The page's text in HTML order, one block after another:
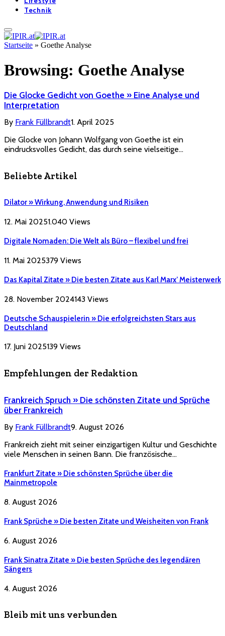
Technik
Startseite » Goethe Analyse
Browsing: Goethe Analyse
Die Glocke Gedicht von Goethe » Eine Analyse und
Interpretation
By Frank Füllbrandt1. April 2025
Die Glocke von Johann Wolfgang von Goethe ist ein
eindrucksvolles Gedicht, das durch seine vielseitige…
Beliebte Artikel
Dilator » Wirkung, Anwendung und Risiken
12. Mai 20251.040 Views
Digitale Nomaden: Die Welt als Büro – flexibel und frei
11. Mai 2025379 Views
Das Kapital Zitate » Die besten Zitate aus Karl Marx’ Meisterwerk
28. November 2024143 Views
Deutsche Schauspielerin » Die erfolgreichsten Stars aus
Deutschland
17. Juni 2025139 Views
Empfehlungen der Redaktion
Frankreich Spruch » Die schönsten Zitate und Sprüche
über Frankreich
By Frank Füllbrandt9. August 2026
Frankreich zieht mit seiner einzigartigen Kultur und Geschichte
viele Menschen in seinen Bann. Die französische…
Frankfurt Zitate » Die schönsten Sprüche über die
Mainmetropole
8. August 2026
Frank Sprüche » Die besten Zitate und Weisheiten von Frank
6. August 2026
Frank Sinatra Zitate » Die besten Sprüche des legendären
Sängers
4. August 2026
Bleib mit uns verbunden